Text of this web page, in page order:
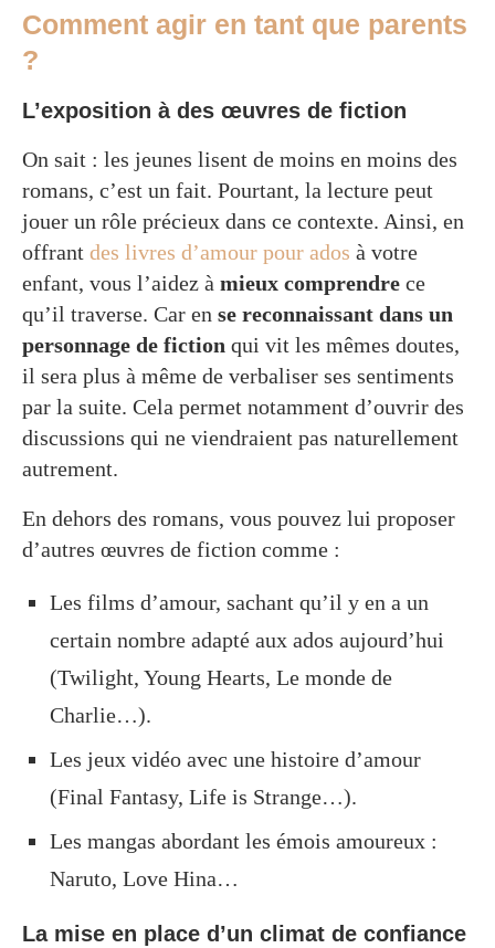
Comment agir en tant que parents
?
L’exposition à des œuvres de fiction
On sait : les jeunes lisent de moins en moins des
romans, c’est un fait. Pourtant, la lecture peut
jouer un rôle précieux dans ce contexte. Ainsi, en
offrant des livres d’amour pour ados à votre
enfant, vous l’aidez à mieux comprendre ce
qu’il traverse. Car en se reconnaissant dans un
personnage de fiction qui vit les mêmes doutes,
il sera plus à même de verbaliser ses sentiments
par la suite. Cela permet notamment d’ouvrir des
discussions qui ne viendraient pas naturellement
autrement.
En dehors des romans, vous pouvez lui proposer
d’autres œuvres de fiction comme :
Les films d’amour, sachant qu’il y en a un
certain nombre adapté aux ados aujourd’hui
(Twilight, Young Hearts, Le monde de
Charlie…).
Les jeux vidéo avec une histoire d’amour
(Final Fantasy, Life is Strange…).
Les mangas abordant les émois amoureux :
Naruto, Love Hina…
La mise en place d’un climat de confiance